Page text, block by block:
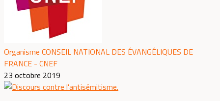
Organisme CONSEIL NATIONAL DES ÉVANGÉLIQUES DE
FRANCE - CNEF
23 octobre 2019